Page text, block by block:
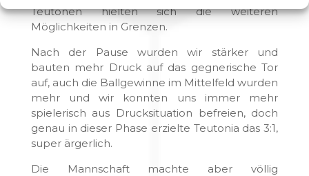
Teutonen hielten sich die weiteren
Möglichkeiten in Grenzen.
Nach der Pause wurden wir stärker und
bauten mehr Druck auf das gegnerische Tor
auf, auch die Ballgewinne im Mittelfeld wurden
mehr und wir konnten uns immer mehr
spielerisch aus Drucksituation befreien, doch
genau in dieser Phase erzielte Teutonia das 3:1,
super ärgerlich.
Die Mannschaft machte aber völlig